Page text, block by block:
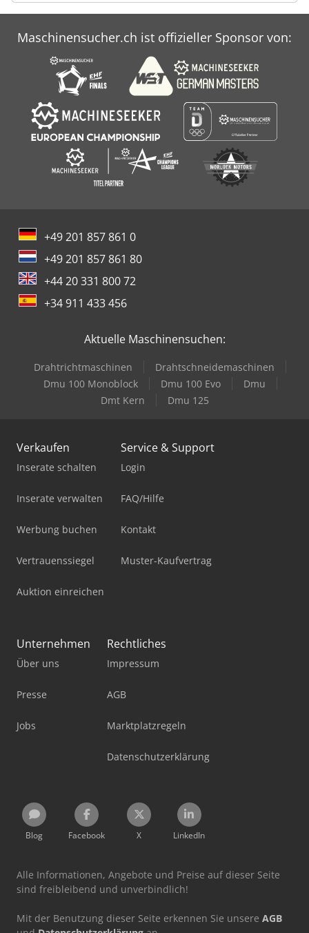
Maschinensucher.ch ist offizieller Sponsor von:
+49 201 857 861 0
+49 201 857 861 80
+44 20 331 800 72
+34 911 433 456
Aktuelle Maschinensuchen:
Drahtrichtmaschinen
Drahtschneidemaschinen
Dmu 100 Monoblock
Dmu 100 Evo
Dmu
Dmt Kern
Dmu 125
Verkaufen
Inserate schalten
Inserate verwalten
Werbung buchen
Vertrauenssiegel
Auktion einreichen
Service & Support
Login
FAQ/Hilfe
Kontakt
Muster-Kaufvertrag
Unternehmen
Über uns
Presse
Jobs
Rechtliches
Impressum
AGB
Marktplatzregeln
Datenschutzerklärung
Blog Facebook X LinkedIn
Alle Informationen, Angebote und Preise auf dieser Seite
sind freibleibend und unverbindlich!
Mit der Benutzung dieser Seite erkennen Sie unsere AGB